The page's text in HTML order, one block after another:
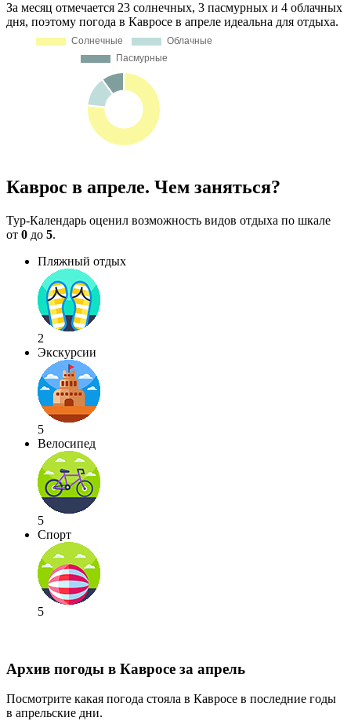
За месяц отмечается 23 солнечных, 3 пасмурных и 4 облачных
дня, поэтому погода в Кавросе в апреле идеальна для отдыха.
Каврос в апреле. Чем заняться?
Тур-Календарь оценил возможность видов отдыха по шкале
от 0 до 5.
Пляжный отдых
2
Экскурсии
5
Велосипед
5
Спорт
5
Архив погоды в Кавросе за апрель
Посмотрите какая погода стояла в Кавросе в последние годы
в апрельские дни.